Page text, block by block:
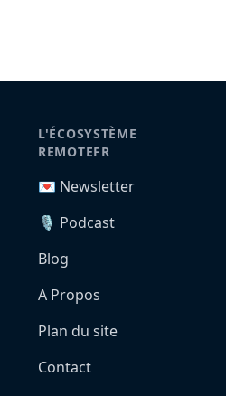
L'ÉCOSYSTÈME
REMOTEFR
💌 Newsletter
🎙️ Podcast
Blog
A Propos
Plan du site
Contact